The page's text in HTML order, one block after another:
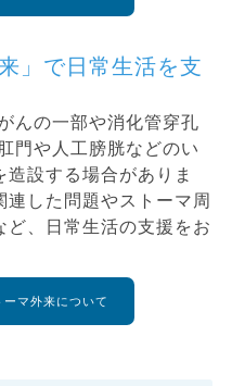
」で日常生活を支
んの一部や消化管穿孔
門や人工膀胱などのい
造設する場合がありま
連した問題やストーマ周
ど、日常生活の支援をお
マ外来について